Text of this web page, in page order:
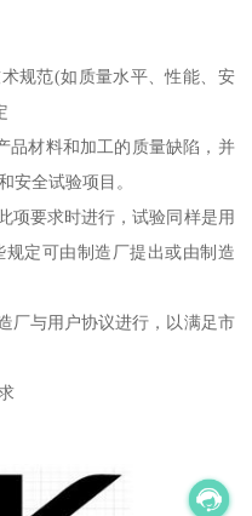
规范(如质量水平、性能、安
品材料和加工的质量缺陷，并
安全试验项目。
项要求时进行，试验同样是用
定可由制造厂提出或由制造
厂与用户协议进行，以满足市